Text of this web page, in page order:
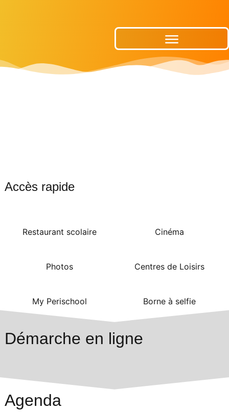
Accès rapide
Restaurant scolaire Cinéma
Photos Centres de Loisirs
My Perischool Borne à selfie
Démarche en ligne
Agenda